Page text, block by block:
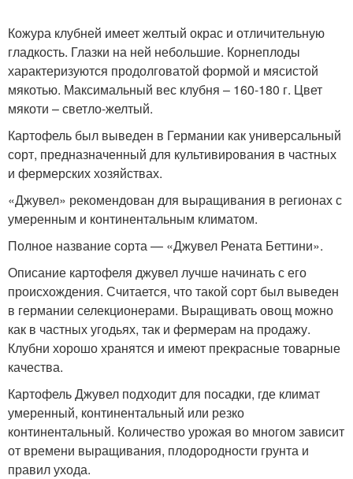
Кожура клубней имеет желтый окрас и отличительную
гладкость. Глазки на ней небольшие. Корнеплоды
характеризуются продолговатой формой и мясистой
мякотью. Максимальный вес клубня – 160-180 г. Цвет
мякоти – светло-желтый.
Картофель был выведен в Германии как универсальный
сорт, предназначенный для культивирования в частных
и фермерских хозяйствах.
«Джувел» рекомендован для выращивания в регионах с
умеренным и континентальным климатом.
Полное название сорта — «Джувел Рената Беттини».
Описание картофеля джувел лучше начинать с его
происхождения. Считается, что такой сорт был выведен
в германии селекционерами. Выращивать овощ можно
как в частных угодьях, так и фермерам на продажу.
Клубни хорошо хранятся и имеют прекрасные товарные
качества.
Картофель Джувел подходит для посадки, где климат
умеренный, континентальный или резко
континентальный. Количество урожая во многом зависит
от времени выращивания, плодородности грунта и
правил ухода.